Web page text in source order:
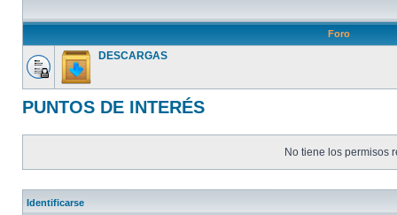
Foro
DESCARGAS
PUNTOS DE INTERÉS
No tiene los permisos
Identificarse